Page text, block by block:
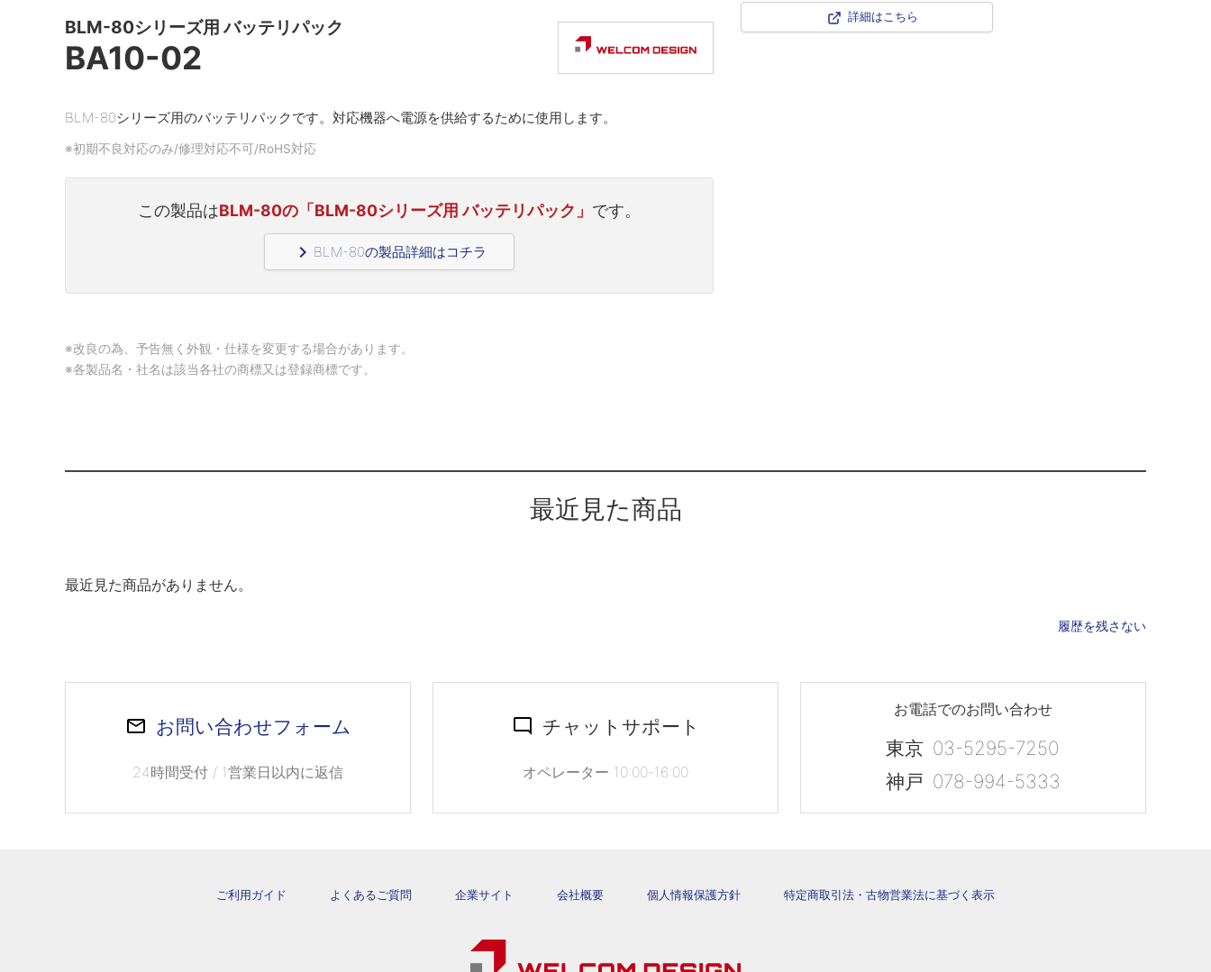
BLM-80シリーズ用 バッテリパック
BA10-02
BLM-80シリーズ用のバッテリパックです。対応機器へ電源を供給するために使用します。
※初期不良対応のみ/修理対応不可/RoHS対応
この製品はBLM-80の「BLM-80シリーズ用 バッテリパック」 です。
navigate_next BLM-80の製品詳細はコチラ
※改良の為、予告無く外観・仕様を変更する場合があります。
※各製品名・社名は該当各社の商標又は登録商標です。
詳細はこちら
最近見た商品
最近見た商品がありません。
履歴を残さない
お問い合わせフォーム
24時間受付 / 1営業日以内に返信
チャットサポート
オペレーター 10:00-16:00
お電話でのお問い合わせ
東京 03-5295-7250
神戸 078-994-5333
ご利用ガイド よくあるご質問 企業サイト 会社概要 個人情報保護方針 特定商取引法・古物営業法に基づく表示